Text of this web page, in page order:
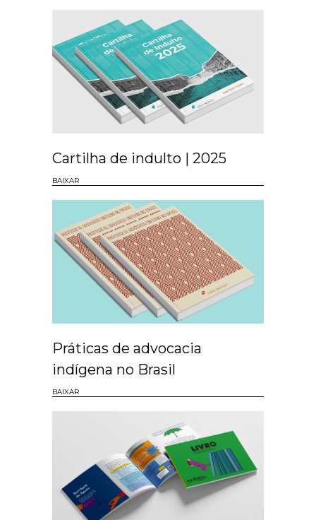
Cartilha de indulto | 2025
BAIXAR
Práticas de advocacia
indígena no Brasil
BAIXAR